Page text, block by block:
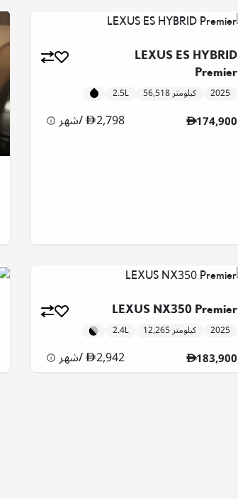
LEXUS ES HYBRID
Premier
2025 56,518 كيلومتر 2.5L
174,900
2,798
/شهر
LEXUS NX350 Premier
2025 12,265 كيلومتر 2.4L
183,900
2,942
/شهر